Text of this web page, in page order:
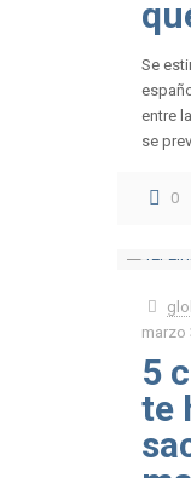
Se
entre
se
0
marzo
5
te